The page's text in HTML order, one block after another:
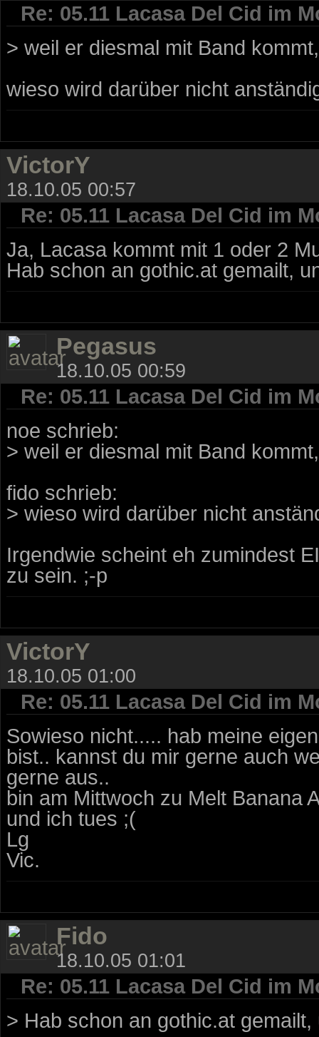
Re: 05.11 Lacasa Del Cid im
> weil er diesmal mit Band
wieso wird darüber nicht
VictorY
18.10.05 00:57
Re: 05.11 Lacasa Del Cid im
Ja, Lacasa kommt mit 1 oder 2
Hab schon an gothic.at gemailt,
Pegasus
18.10.05 00:59
Re: 05.11 Lacasa Del Cid im
noe schrieb:
> weil er diesmal mit Band
fido schrieb:
> wieso wird darüber nicht
Irgendwie scheint eh zumindest
zu sein. ;-p
VictorY
18.10.05 01:00
Re: 05.11 Lacasa Del Cid im
Sowieso nicht..... hab meine
bist.. kannst du mir gerne auch
gerne aus..
bin am Mittwoch zu Melt Banana
und ich tues ;(
Lg
Vic.
Fido
18.10.05 01:01
Re: 05.11 Lacasa Del Cid im
> Hab schon an gothic.at